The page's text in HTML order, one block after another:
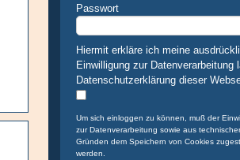
Passwort
Hiermit erkläre ich meine
Einwilligung zur Datenverarbeitung
Datenschutzerklärung dieser
Um sich einloggen zu können, muß der
zur Datenverarbeitung sowie aus
Gründen dem Speichern von Cookies
werden.